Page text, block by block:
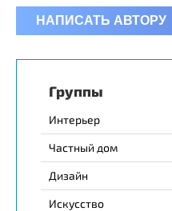
НАПИСАТЬ АВТОРУ
Группы
Интерьер
Частный дом
Дизайн
Искусство